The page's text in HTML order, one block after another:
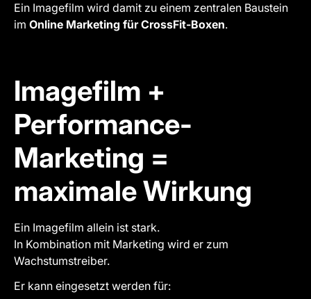
Ein Imagefilm wird damit zu einem zentralen Baustein
im Online Marketing für CrossFit-Boxen.
Imagefilm +
Performance-
Marketing =
maximale Wirkung
Ein Imagefilm allein ist stark.
In Kombination mit Marketing wird er zum
Wachstumstreiber.
Er kann eingesetzt werden für: